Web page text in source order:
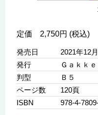
定価 2,750円 (税込)
発売日
2021年12
発行
Ｇａｋｋｅ
判型
Ｂ５
ページ数
120頁
ISBN
978-4-